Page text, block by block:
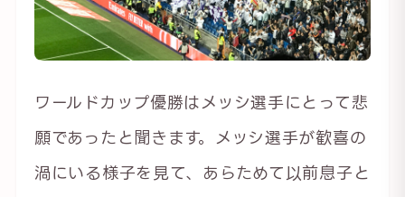
ワールドカップ優勝はメッシ選手にとって悲
願であったと聞きます。メッシ選手が歓喜の
渦にいる様子を見て、あらためて以前息子と